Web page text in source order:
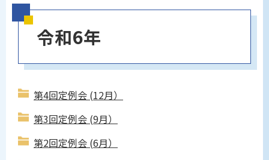
令和6年
第4回定例会 (12月）
第3回定例会 (9月）
第2回定例会 (6月）